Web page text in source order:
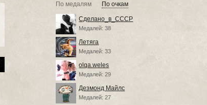
По медалям По очкам
Сделано_в_СССР
Медалей: 38
Летяга
Медалей: 33
olqa.weles
Медалей: 29
Дезмонд Майлс
Медалей: 27